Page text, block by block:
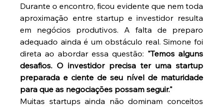
Durante o encontro, ficou evidente que nem toda
aproximação entre startup e investidor resulta
em negócios produtivos. A falta de preparo
adequado ainda é um obstáculo real. Simone foi
direta ao abordar essa questão: "Temos alguns
desafios. O investidor precisa ter uma startup
preparada e ciente de seu nível de maturidade
para que as negociações possam seguir."
Muitas startups ainda não dominam conceitos